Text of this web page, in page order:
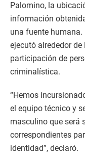
Palomino, la
información
una fuente
ejecutó alrededor
participación de
criminalística.
“Hemos
el equipo técnico y
masculino que será
correspondientes
identidad”, declaró.